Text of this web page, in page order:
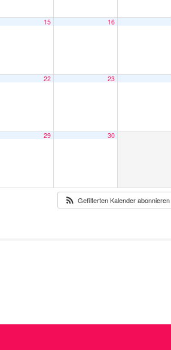
15 16
22 23
29 30
Gefilterten Kalender abonnieren